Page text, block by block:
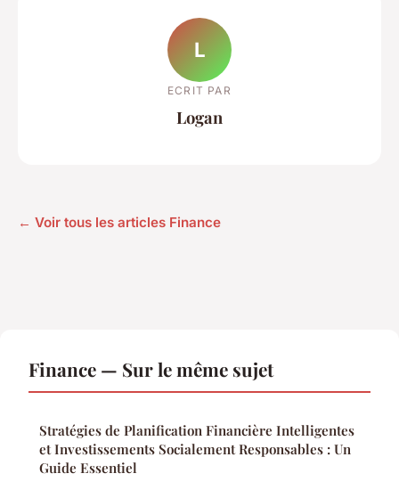
L
ECRIT PAR
Logan
← Voir tous les articles Finance
Finance — Sur le même sujet
Stratégies de Planification Financière Intelligentes
et Investissements Socialement Responsables : Un
Guide Essentiel